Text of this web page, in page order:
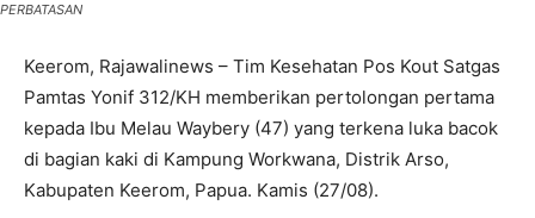
PERBATASAN
Keerom, Rajawalinews – Tim Kesehatan Pos Kout Satgas
Pamtas Yonif 312/KH memberikan pertolongan pertama
kepada Ibu Melau Waybery (47) yang terkena luka bacok
di bagian kaki di Kampung Workwana, Distrik Arso,
Kabupaten Keerom, Papua. Kamis (27/08).